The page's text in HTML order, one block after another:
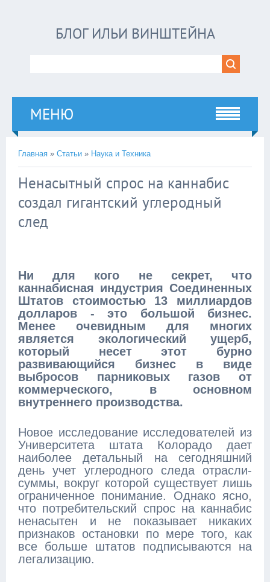
БЛОГ ИЛЬИ ВИНШТЕЙНА
МЕНЮ
Главная » Статьи » Наука и Техника
Ненасытный спрос на каннабис
создал гигантский углеродный
след
Ни для кого не секрет, что
каннабисная индустрия Соединенных
Штатов стоимостью 13 миллиардов
долларов - это большой бизнес.
Менее очевидным для многих
является экологический ущерб,
который несет этот бурно
развивающийся бизнес в виде
выбросов парниковых газов от
коммерческого, в основном
внутреннего производства.
Новое исследование исследователей из
Университета штата Колорадо дает
наиболее детальный на сегодняшний
день учет углеродного следа отрасли-
суммы, вокруг которой существует лишь
ограниченное понимание. Однако ясно,
что потребительский спрос на каннабис
ненасытен и не показывает никаких
признаков остановки по мере того, как
все больше штатов подписываются на
легализацию.